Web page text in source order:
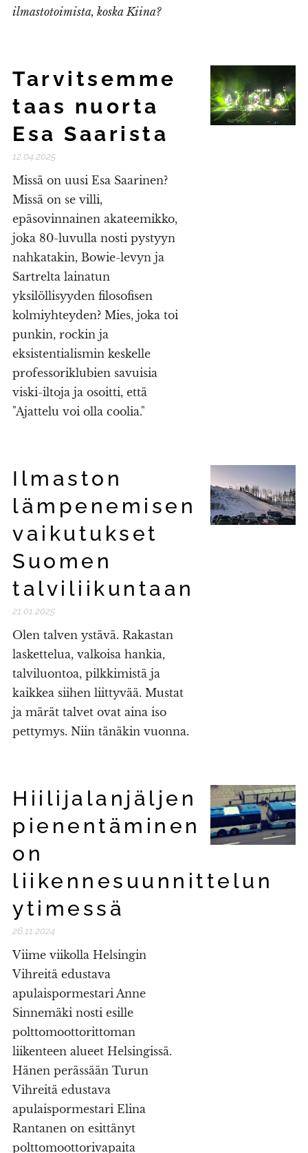
ilmastotoimista, koska Kiina?
Tarvitsemme
taas nuorta
Esa Saarista
12.04.2025
Missä on uusi Esa Saarinen?
Missä on se villi,
epäsovinnainen akateemikko,
joka 80-luvulla nosti pystyyn
nahkatakin, Bowie-levyn ja
Sartrelta lainatun
yksilöllisyyden filosofisen
kolmiyhteyden? Mies, joka toi
punkin, rockin ja
eksistentialismin keskelle
professoriklubien savuisia
viski-iltoja ja osoitti, että
"Ajattelu voi olla coolia."
Ilmaston
lämpenemisen
vaikutukset
Suomen
talviliikuntaan
21.01.2025
Olen talven ystävä. Rakastan
laskettelua, valkoisa hankia,
talviluontoa, pilkkimistä ja
kaikkea siihen liittyvää. Mustat
ja märät talvet ovat aina iso
pettymys. Niin tänäkin vuonna.
Hiilijalanjäljen
pienentäminen
on
liikennesuunnittelun
ytimessä
26.11.2024
Viime viikolla Helsingin
Vihreitä edustava
apulaispormestari Anne
Sinnemäki nosti esille
polttomoottorittoman
liikenteen alueet Helsingissä.
Hänen perässään Turun
Vihreitä edustava
apulaispormestari Elina
Rantanen on esittänyt
polttomoottorivapaita